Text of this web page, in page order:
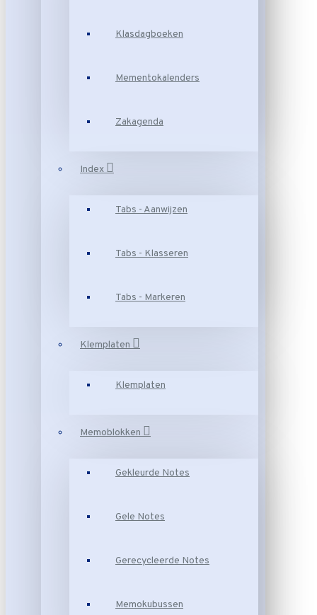
Klasdagboeken
Mementokalenders
Zakagenda
Index
Tabs - Aanwijzen
Tabs - Klasseren
Tabs - Markeren
Klemplaten
Klemplaten
Memoblokken
Gekleurde Notes
Gele Notes
Gerecycleerde Notes
Memokubussen